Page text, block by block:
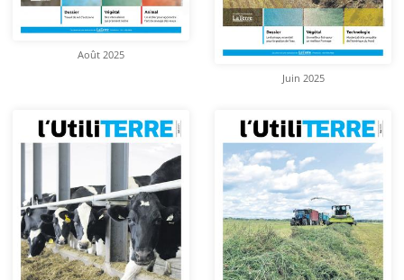
Août 2025
Juin 2025